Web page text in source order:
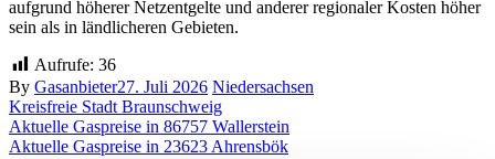
aufgrund höherer Netzentgelte und anderer regionaler Kosten höher
sein als in ländlicheren Gebieten.
Aufrufe: 36
By Gasanbieter27. Juli 2026 Niedersachsen
Kreisfreie Stadt Braunschweig
Beitragsnavigation
Aktuelle Gaspreise in 86757 Wallerstein
Aktuelle Gaspreise in 23623 Ahrensbök